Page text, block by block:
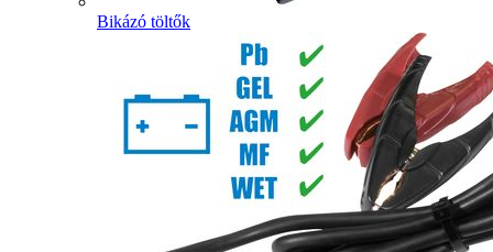
Bikázó töltők